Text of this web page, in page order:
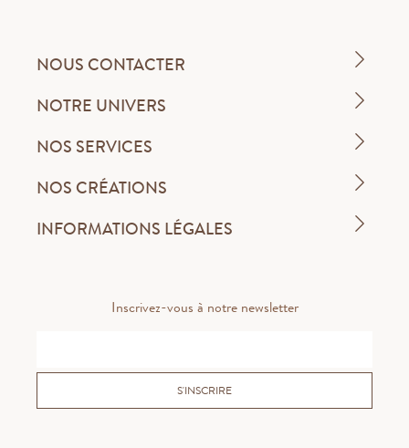
NOUS CONTACTER
NOTRE UNIVERS
NOS SERVICES
NOS CRÉATIONS
INFORMATIONS LÉGALES
Inscrivez-vous à notre newsletter
S'INSCRIRE